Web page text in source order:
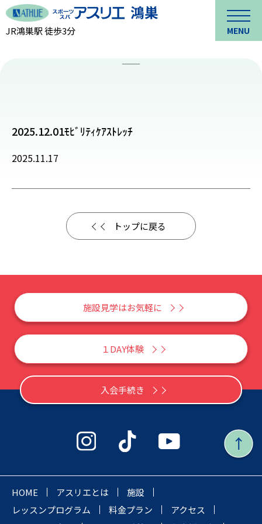
JR鴻巣駅 徒歩3分 MENU
2025.12.01ﾓﾋﾞﾘﾃｨｹｱｽﾄﾚｯﾁ
2025.11.17
トップに戻る
施設見学はお気軽に
１DAY体験
入会手続き
HOME アスリエとは
施設
レッスンプログラム
料金プラン
アクセス